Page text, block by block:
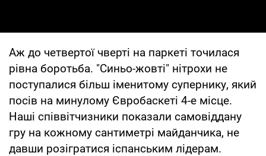
Аж до четвертої чверті на паркеті точилася
рівна боротьба. "Синьо-жовті" нітрохи не
поступалися більш іменитому супернику, який
посів на минулому Євробаскеті 4-е місце.
Наші співвітчизники показали самовіддану
гру на кожному сантиметрі майданчика, не
давши розігратися іспанським лідерам.